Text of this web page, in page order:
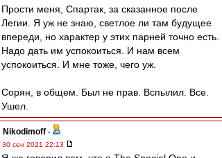
Прости меня, Спартак, за сказанное после
Легии. Я уж не знаю, светлое ли там будущее
впереди, но характер у этих парней точно есть.
Надо дать им успокоиться. И нам всем
успокоиться. И мне тоже, чего уж.
Сорян, в общем. Был не прав. Вспылил. Все.
Ушел.
Nikodimoff -
30 сен 2021 22:13